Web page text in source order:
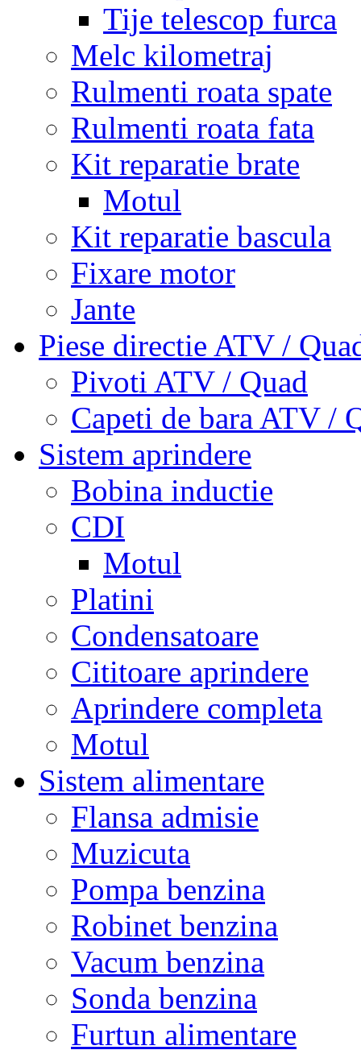
Tije telescop furca
Melc kilometraj
Rulmenti roata spate
Rulmenti roata fata
Kit reparatie brate
Motul
Kit reparatie bascula
Fixare motor
Jante
Piese directie ATV /
Pivoti ATV / Quad
Capeti de bara ATV /
Sistem aprindere
Bobina inductie
CDI
Motul
Platini
Condensatoare
Cititoare aprindere
Aprindere completa
Motul
Sistem alimentare
Flansa admisie
Muzicuta
Pompa benzina
Robinet benzina
Vacum benzina
Sonda benzina
Furtun alimentare